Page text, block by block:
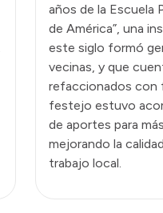
años de la Escuela
de América”, una
este siglo formó
vecinas, y que
refaccionados con
festejo estuvo
de aportes para
mejorando la
trabajo local.